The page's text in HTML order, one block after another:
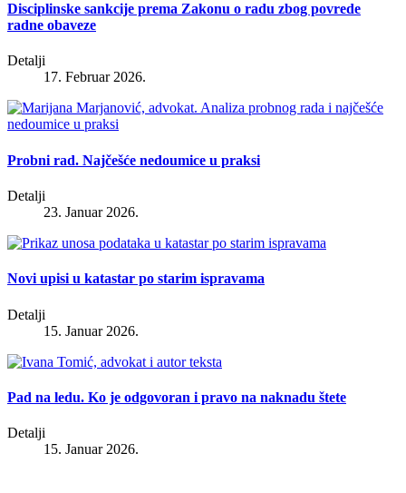
Disciplinske sankcije prema Zakonu o radu zbog povrede
radne obaveze
Detalji
17. Februar 2026.
Probni rad. Najčešće nedoumice u praksi
Detalji
23. Januar 2026.
Novi upisi u katastar po starim ispravama
Detalji
15. Januar 2026.
Pad na ledu. Ko je odgovoran i pravo na naknadu štete
Detalji
15. Januar 2026.